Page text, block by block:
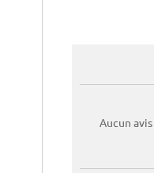
Aucun